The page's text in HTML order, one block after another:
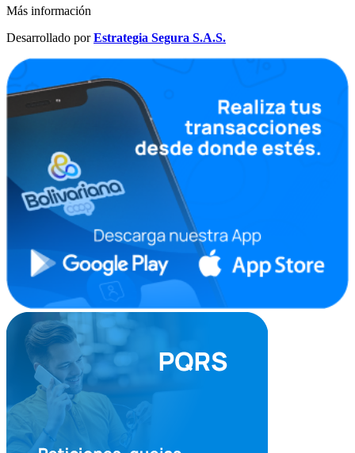
Más información
Desarrollado porEstrategia Segura S.A.S.